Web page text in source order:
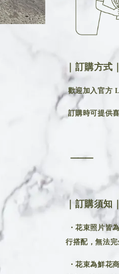
｜訂購方式｜
歡迎加入官方
訂購時可提供
⸻
｜訂購須知｜
・花束照片皆
行搭配，無法完
・花束為鮮花